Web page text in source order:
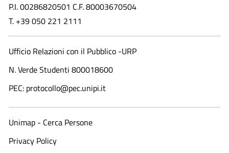
P.I. 00286820501 C.F. 80003670504
T. +39 050 221 2111
Ufficio Relazioni con il Pubblico -URP
N. Verde Studenti 800018600​
PEC: protocollo@pec.unipi.it
Unimap - Cerca Persone
Privacy Policy